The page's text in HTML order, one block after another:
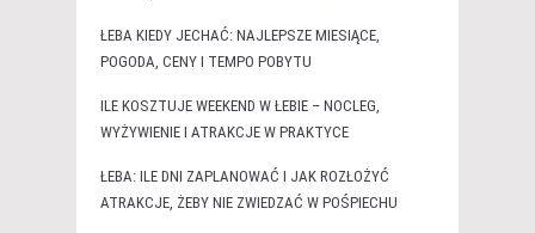
ŁEBA KIEDY JECHAĆ: NAJLEPSZE MIESIĄCE,
POGODA, CENY I TEMPO POBYTU
ILE KOSZTUJE WEEKEND W ŁEBIE – NOCLEG,
WYŻYWIENIE I ATRAKCJE W PRAKTYCE
ŁEBA: ILE DNI ZAPLANOWAĆ I JAK ROZŁOŻYĆ
ATRAKCJE, ŻEBY NIE ZWIEDZAĆ W POŚPIECHU